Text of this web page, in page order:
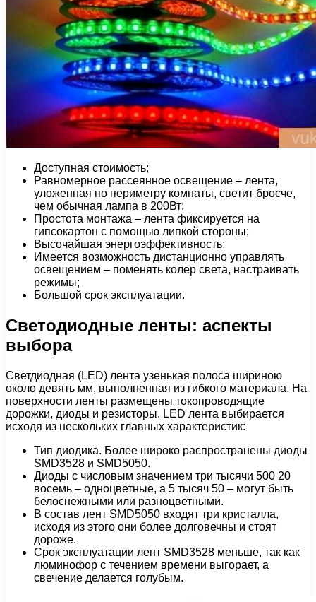
Доступная стоимость;
Равномерное рассеянное освещение – лента,
уложенная по периметру комнаты, светит бросче,
чем обычная лампа в 200Вт;
Простота монтажа – лента фиксируется на
гипсокартон с помощью липкой стороны;
Высочайшая энергоэффективность;
Имеется возможность дистанционно управлять
освещением – поменять колер света, настраивать
режимы;
Большой срок эксплуатации.
Светодиодные ленты: аспекты
выбора
Светдиодная (LED) лента узенькая полоса шириною
около девять мм, выполненная из гибкого материала. На
поверхности ленты размещены токопроводящие
дорожки, диоды и резисторы. LED лента выбирается
исходя из нескольких главных характеристик:
Тип диодика. Более широко распространены диоды
SMD3528 и SMD5050.
Диоды с числовым значением три тысячи 500 20
восемь – одноцветные, а 5 тысяч 50 – могут быть
белоснежными или разноцветными.
В состав лент SMD5050 входят три кристалла,
исходя из этого они более долговечны и стоят
дороже.
Срок эксплуатации лент SMD3528 меньше, так как
люминофор с течением времени выгорает, а
свечение делается голубым.